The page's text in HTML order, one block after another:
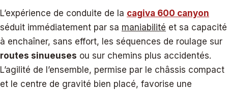
L’expérience de conduite de la cagiva 600 canyon
séduit immédiatement par sa maniabilité et sa capacité
à enchaîner, sans effort, les séquences de roulage sur
routes sinueuses ou sur chemins plus accidentés.
L’agilité de l’ensemble, permise par le châssis compact
et le centre de gravité bien placé, favorise une